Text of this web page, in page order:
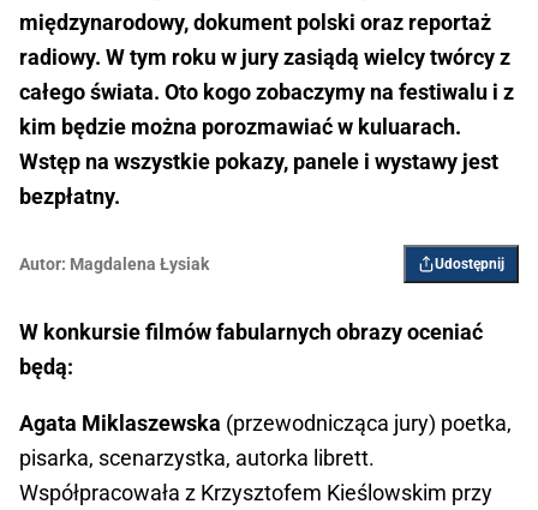
międzynarodowy, dokument polski oraz reportaż
radiowy. W tym roku w jury zasiądą wielcy twórcy z
całego świata. Oto kogo zobaczymy na festiwalu i z
kim będzie można porozmawiać w kuluarach.
Wstęp na wszystkie pokazy, panele i wystawy jest
bezpłatny.
Autor: Magdalena Łysiak Udostępnij
W konkursie filmów fabularnych obrazy oceniać
będą:
Agata Miklaszewska (przewodnicząca jury) poetka,
pisarka, scenarzystka, autorka librett.
Współpracowała z Krzysztofem Kieślowskim przy